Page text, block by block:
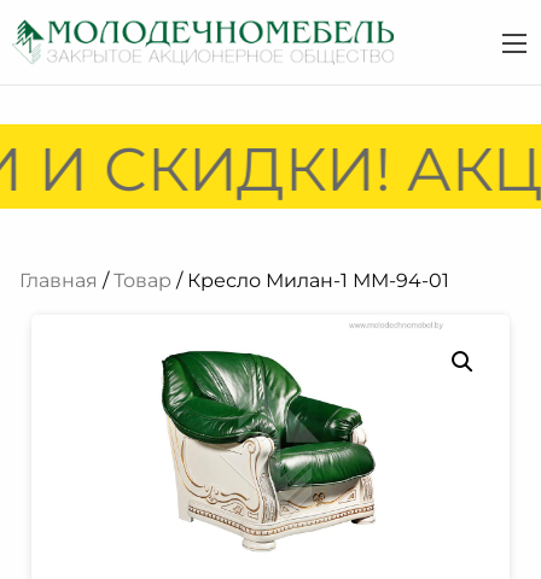
СКИДКИ!
Главная /Товар / Кресло Милан-1 ММ-94-01